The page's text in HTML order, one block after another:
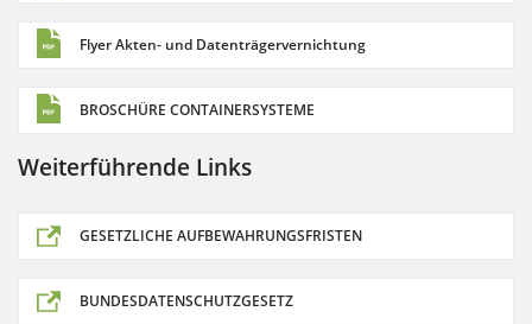
Flyer Akten- und Datenträgervernichtung
BROSCHÜRE CONTAINERSYSTEME
Weiterführende Links
GESETZLICHE AUFBEWAHRUNGSFRISTEN
BUNDESDATENSCHUTZGESETZ